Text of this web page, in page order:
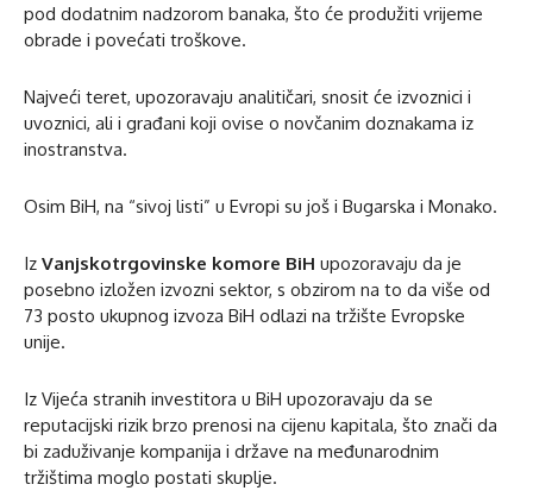
pod dodatnim nadzorom banaka, što će produžiti vrijeme
obrade i povećati troškove.
Najveći teret, upozoravaju analitičari, snosit će izvoznici i
uvoznici, ali i građani koji ovise o novčanim doznakama iz
inostranstva.
Osim BiH, na “sivoj listi” u Evropi su još i Bugarska i Monako.
Iz Vanjskotrgovinske komore BiH upozoravaju da je
posebno izložen izvozni sektor, s obzirom na to da više od
73 posto ukupnog izvoza BiH odlazi na tržište Evropske
unije.
Iz Vijeća stranih investitora u BiH upozoravaju da se
reputacijski rizik brzo prenosi na cijenu kapitala, što znači da
bi zaduživanje kompanija i države na međunarodnim
tržištima moglo postati skuplje.